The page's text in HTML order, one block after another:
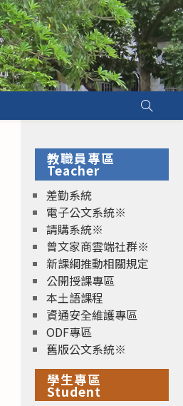
教職員專區
Teacher
差勤系統
電子公文系統※
請購系統※
曾文家商雲端社群※
新課綱推動相關規定
公開授課專區
本土語課程
資通安全維護專區
ODF專區
舊版公文系統※
學生專區
Student